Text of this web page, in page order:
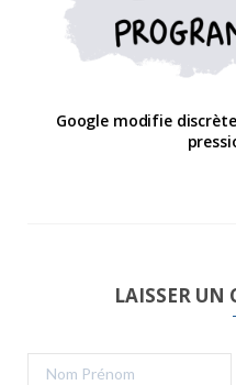
Google modifie
LAISSER UN